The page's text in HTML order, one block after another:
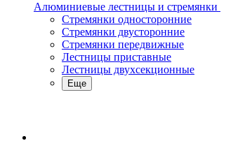
Алюминиевые лестницы и стремянки
Стремянки односторонние
Стремянки двусторонние
Стремянки передвижные
Лестницы приставные
Лестницы двухсекционные
Еще